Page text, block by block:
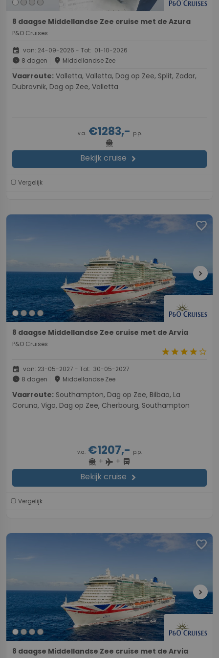
8 daagse Middellandse Zee cruise met de Azura
P&O Cruises
event van: 24-09-2026 - Tot: 01-10-2026
schedule 8 dagen place Middellandse Zee
Vaarroute:
Dubrovnik, Dag op Zee, Valletta
v.a.€1283,- p.p.
directions_boat
Bekijk cruise chevron_right
Vergelijk
favorite
chevron_right
8 daagse Middellandse Zee cruise met de Arvia
P&O Cruises
starstarstarstarstar_border
event van: 23-05-2027 - Tot: 30-05-2027
schedule 8 dagen place Middellandse Zee
Vaarroute:
Coruna, Vigo, Dag op Zee, Cherbourg, Southampton
v.a. €1207,- p.p.
directions_boat + flight + directions_bus
Bekijk cruise chevron_right
Vergelijk
favorite
chevron_right
8 daagse Middellandse Zee cruise met de Arvia